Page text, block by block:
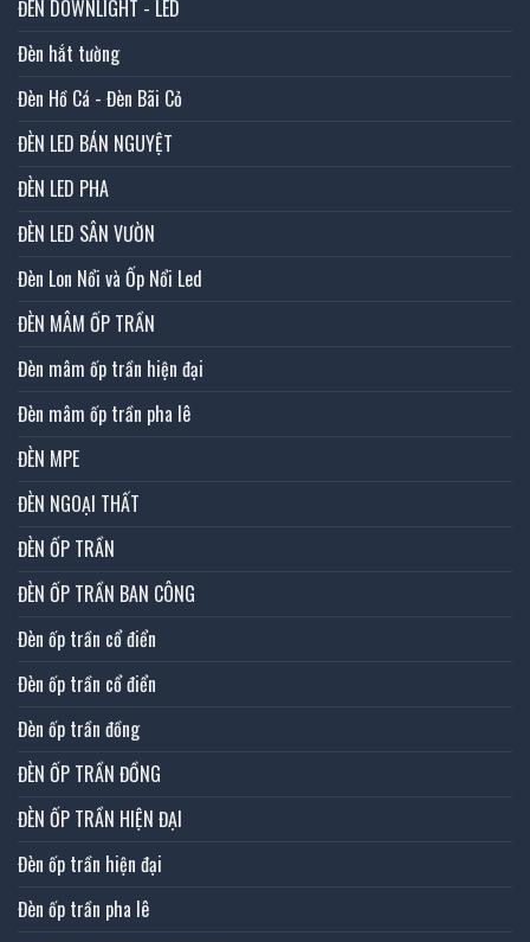
ĐÈN DOWNLIGHT - LED
Đèn hắt tường
Đèn Hồ Cá - Đèn Bãi Cỏ
ĐÈN LED BÁN NGUYỆT
ĐÈN LED PHA
ĐÈN LED SÂN VƯỜN
Đèn Lon Nổi và Ốp Nổi Led
ĐÈN MÂM ỐP TRẦN
Đèn mâm ốp trần hiện đại
Đèn mâm ốp trần pha lê
ĐÈN MPE
ĐÈN NGOẠI THẤT
ĐÈN ỐP TRẦN
ĐÈN ỐP TRẦN BAN CÔNG
Đèn ốp trần cổ điển
Đèn ốp trần cổ điển
Đèn ốp trần đồng
ĐÈN ỐP TRẦN ĐỒNG
ĐÈN ỐP TRẦN HIỆN ĐẠI
Đèn ốp trần hiện đại
Đèn ốp trần pha lê